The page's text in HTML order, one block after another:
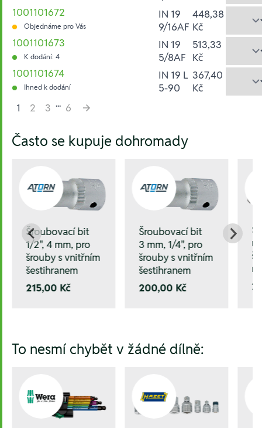
1001101672
Objednáme pro Vás
IN 19
9/16AF
448,38
Kč
1001101673
K dodání: 4
IN 19
5/8AF
513,33
Kč
1001101674
Ihned k dodání
IN 19 L
5-90
367,40
Kč
1
2 3 ... 6
Často se kupuje dohromady
Šroubovací bit
1/2", 4 mm, pro
šrouby s vnitřním
šestihranem
215,00 Kč
Šroubovací bit
3 mm, 1/4", pro
šrouby s vnitřním
šestihranem
200,00 Kč
To nesmí chybět v žádné dílně: